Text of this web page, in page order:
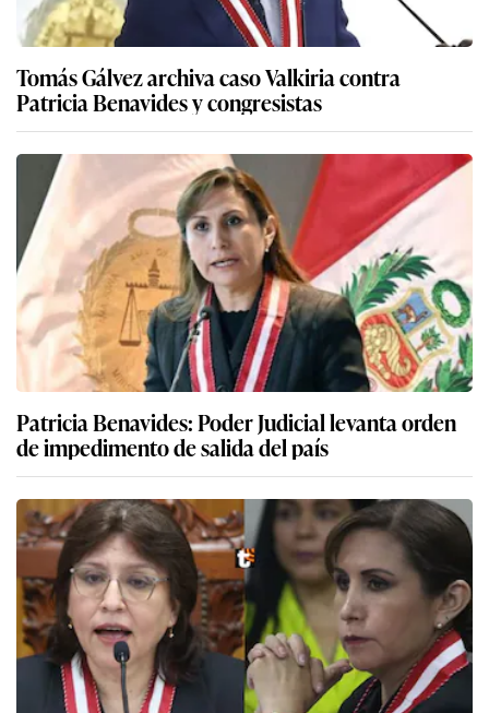
Tomás Gálvez archiva caso Valkiria contra
Patricia Benavides y congresistas
Patricia Benavides: Poder Judicial levanta orden
de impedimento de salida del país